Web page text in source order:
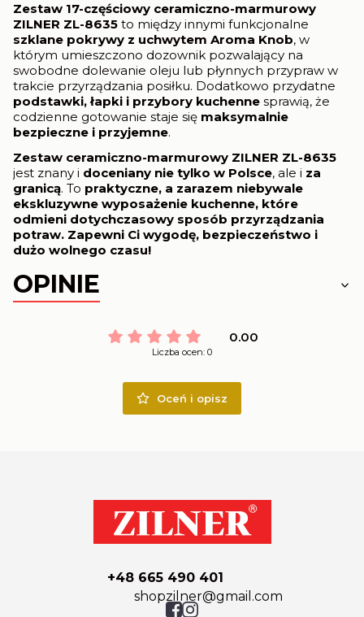
Zestaw 17-częściowy ceramiczno-marmurowy
ZILNER ZL-8635 to między innymi funkcjonalne
szklane pokrywy z uchwytem Aroma Knob, w
którym umieszczono dozownik pozwalający na
swobodne dolewanie oleju lub płynnych przypraw w
trakcie przyrządzania posiłku. Dodatkowo przydatne
podstawki, łapki i przybory kuchenne sprawią, że
codzienne gotowanie staje się maksymalnie
bezpieczne i przyjemne.
Zestaw ceramiczno-marmurowy ZILNER ZL-8635
jest znany i doceniany nie tylko w Polsce, ale i za
granicą. To praktyczne, a zarazem niebywale
ekskluzywne wyposażenie kuchenne, które
odmieni dotychczasowy sposób przyrządzania
potraw. Zapewni Ci wygodę, bezpieczeństwo i
dużo wolnego czasu!
OPINIE
0.00
Liczba ocen: 0
Oceń i opisz
+48 665 490 401
shopzilner@gmail.com